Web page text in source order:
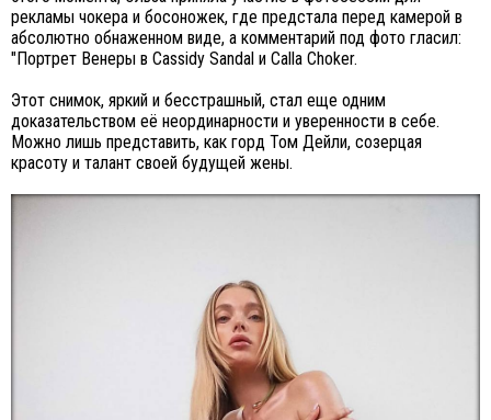
рекламы чокера и босоножек, где предстала перед камерой в
абсолютно обнаженном виде, а комментарий под фото гласил:
"Портрет Венеры в Cassidy Sandal и Calla Choker.
Этот снимок, яркий и бесстрашный, стал еще одним
доказательством её неординарности и уверенности в себе.
Можно лишь представить, как горд Том Дейли, созерцая
красоту и талант своей будущей жены.